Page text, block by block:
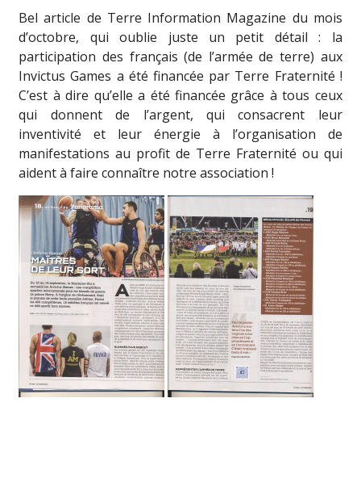
Bel article de Terre Information Magazine du mois
d’octobre, qui oublie juste un petit détail : la
participation des français (de l’armée de terre) aux
Invictus Games a été financée par Terre Fraternité !
C’est à dire qu’elle a été financée grâce à tous ceux
qui donnent de l’argent, qui consacrent leur
inventivité et leur énergie à l’organisation de
manifestations au profit de Terre Fraternité ou qui
aident à faire connaître notre association !